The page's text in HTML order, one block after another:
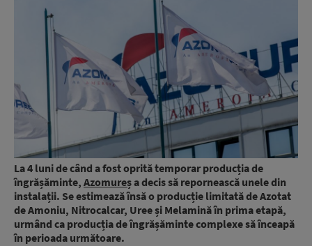
La 4 luni de când a fost oprită temporar producția de
îngrășăminte, Azomureșa decis să repornească unele din
instalații. Se estimează însă o producție limitată de Azotat
de Amoniu, Nitrocalcar, Uree și Melamină în prima etapă,
urmând ca producția de îngrășăminte complexe să înceapă
în perioada următoare.